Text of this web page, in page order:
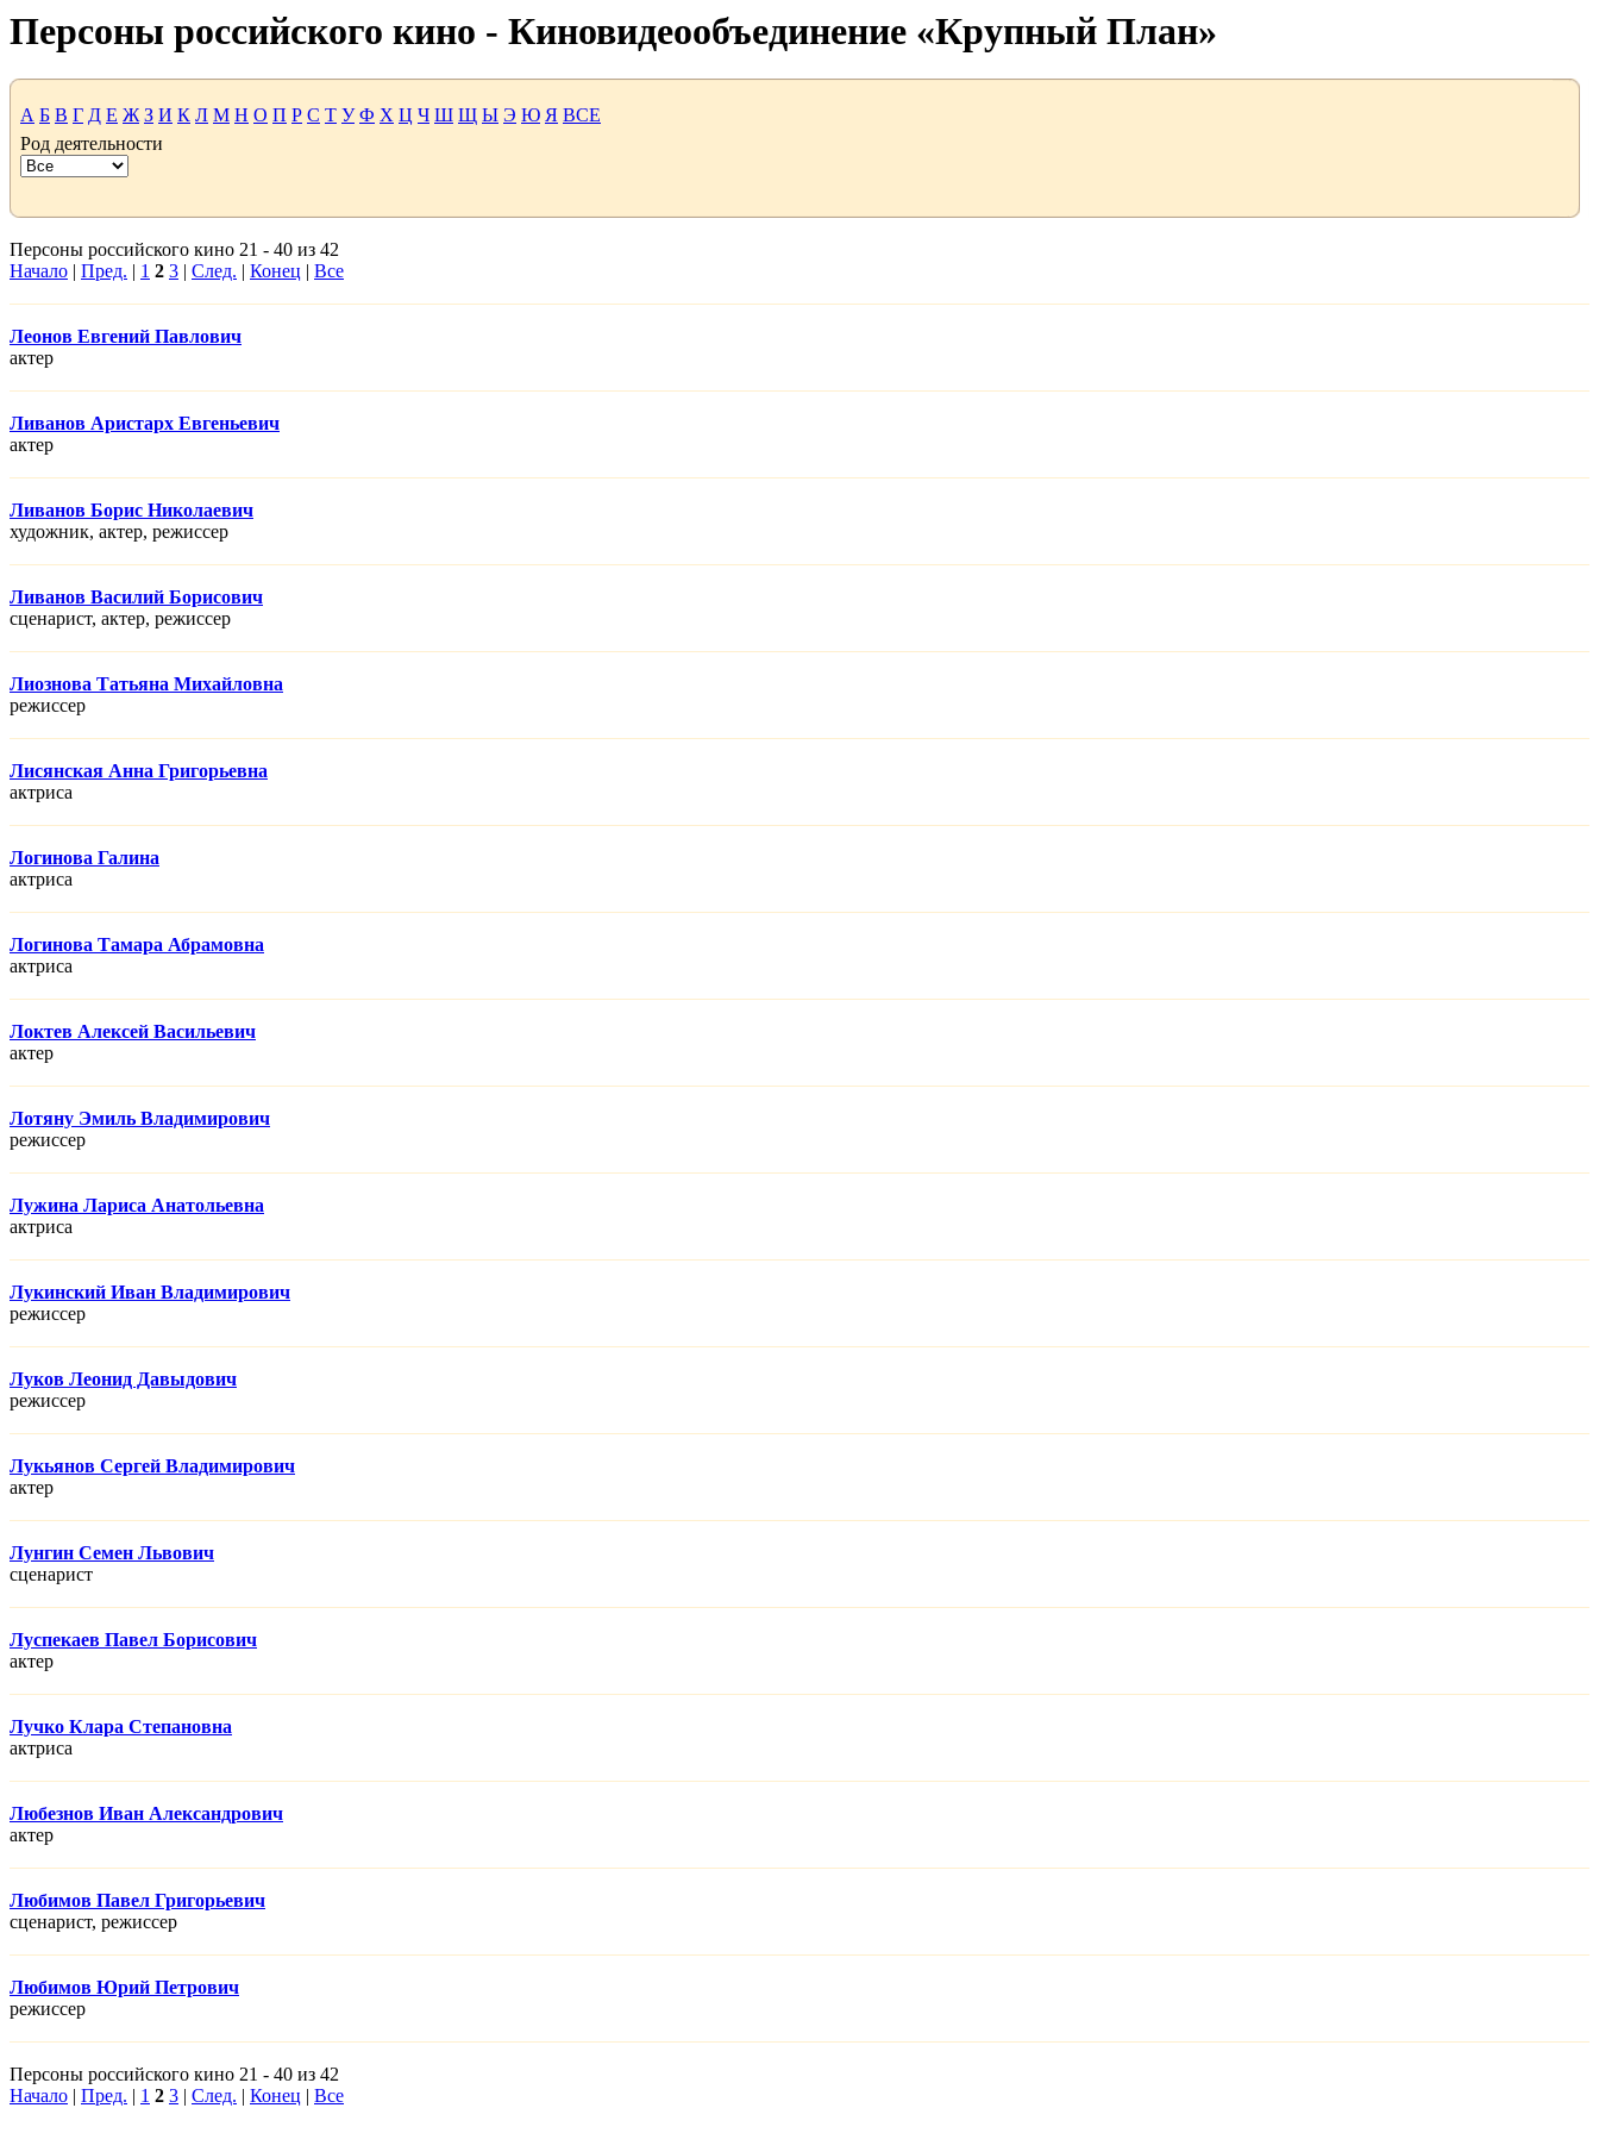
Персоны российского кино - Киновидеообъединение «Крупный План»
А Б В Г Д Е Ж З И К Л М Н О П Р С Т У Ф Х Ц Ч Ш Щ Ы Э Ю Я ВСЕ
Род деятельности
Персоны российского кино 21 - 40 из 42
Начало | Пред. | 1 2 3 | След. | Конец | Все
Леонов Евгений Павлович
актер
Ливанов Аристарх Евгеньевич
актер
Ливанов Борис Николаевич
художник, актер, режисcер
Ливанов Василий Борисович
сценарист, актер, режисcер
Лиознова Татьяна Михайловна
режисcер
Лисянская Анна Григорьевна
актриса
Логинова Галина
актриса
Логинова Тамара Абрамовна
актриса
Локтев Алексей Васильевич
актер
Лотяну Эмиль Владимирович
режисcер
Лужина Лариса Анатольевна
актриса
Лукинский Иван Владимирович
режисcер
Луков Леонид Давыдович
режисcер
Лукьянов Сергей Владимирович
актер
Лунгин Семен Львович
сценарист
Луспекаев Павел Борисович
актер
Лучко Клара Степановна
актриса
Любезнов Иван Александрович
актер
Любимов Павел Григорьевич
сценарист, режисcер
Любимов Юрий Петрович
режисcер
Персоны российского кино 21 - 40 из 42
Начало | Пред. | 1 2 3 | След. | Конец | Все